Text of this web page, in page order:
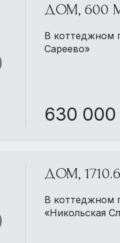
ДОМ, 600
В коттеджном
Сареево»
630
ДОМ,
В коттеджном
«Никольская